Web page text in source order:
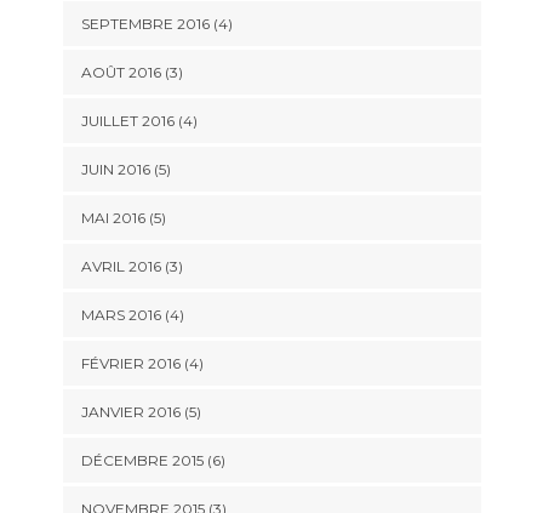
SEPTEMBRE 2016(4)
AOÛT 2016(3)
JUILLET 2016(4)
JUIN 2016(5)
MAI 2016(5)
AVRIL 2016(3)
MARS 2016(4)
FÉVRIER 2016(4)
JANVIER 2016(5)
DÉCEMBRE 2015(6)
NOVEMBRE 2015(3)